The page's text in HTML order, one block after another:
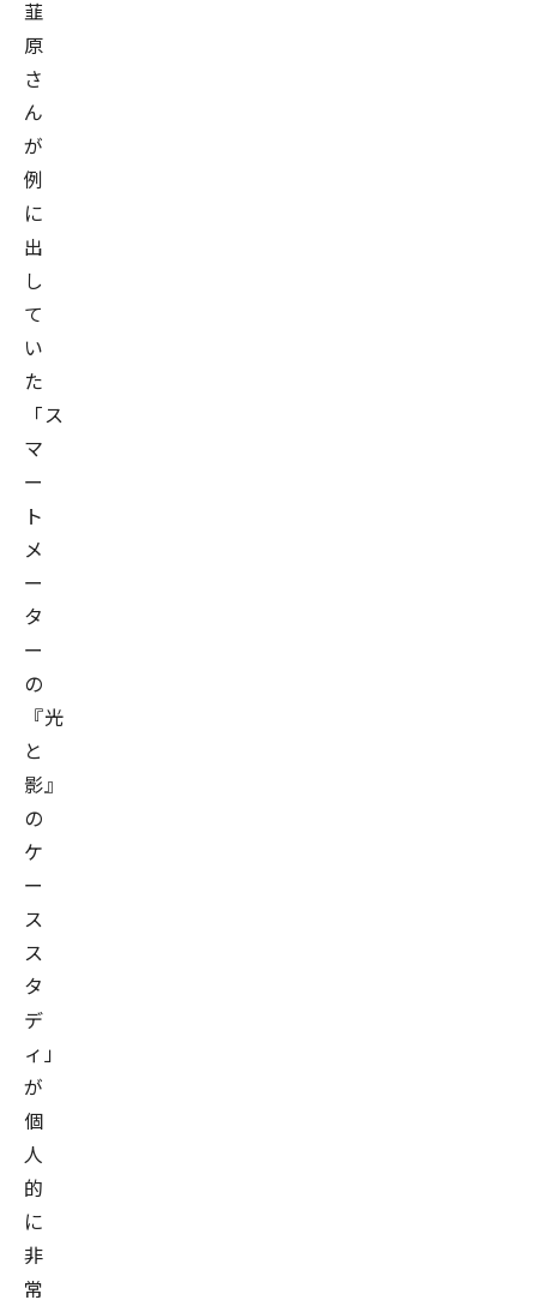
韮
原
さ
ん
が
例
に
出
し
て
い
た
「ス
マ
ー
ト
メ
ー
タ
ー
の
『光
と
影』
の
ケ
ー
ス
ス
タ
デ
ィ」
が
個
人
的
に
非
常